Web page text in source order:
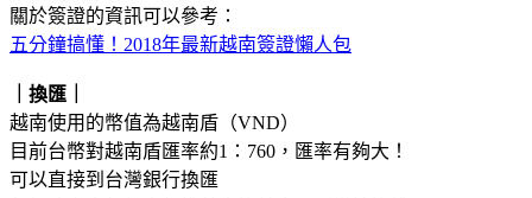
關於簽證的資訊可以參考：
五分鐘搞懂！2018年最新越南簽證懶人包
｜換匯｜
越南使用的幣值為越南盾（VND）
目前台幣對越南盾匯率約1：760，匯率有夠大！
可以直接到台灣銀行換匯